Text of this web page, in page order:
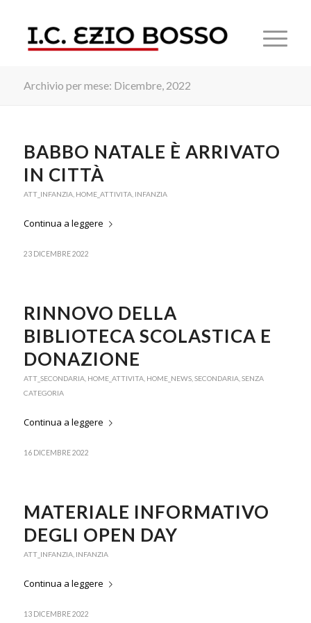
Archivio per mese: Dicembre, 2022
BABBO NATALE È ARRIVATO
IN CITTÀ
ATT_INFANZIA, HOME_ATTIVITA, INFANZIA
Continua a leggere
23 DICEMBRE 2022
RINNOVO DELLA
BIBLIOTECA SCOLASTICA E
DONAZIONE
ATT_SECONDARIA, HOME_ATTIVITA, HOME_NEWS, SECONDARIA, SENZA
CATEGORIA
Continua a leggere
16 DICEMBRE 2022
MATERIALE INFORMATIVO
DEGLI OPEN DAY
ATT_INFANZIA, INFANZIA
Continua a leggere
13 DICEMBRE 2022